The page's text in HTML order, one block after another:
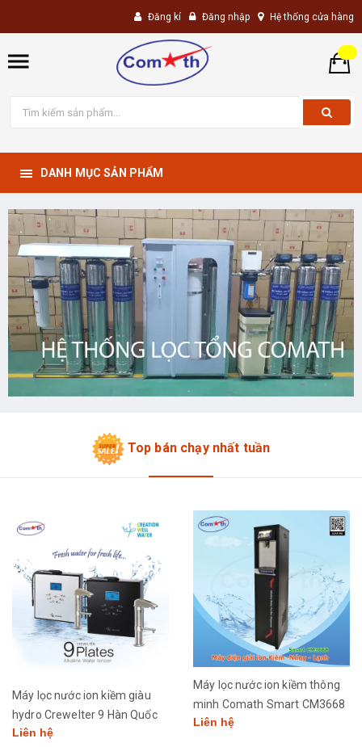
Đăng kí Đăng nhập Hệ thống cửa hàng
DANH MỤC SẢN PHẨM
Top bán chạy nhất tuần
Máy lọc nước ion kiềm giàu
hydro Crewelter 9 Hàn Quốc
Liên hệ
Máy lọc nước ion kiềm thông
minh Comath Smart CM3668
Liên hệ